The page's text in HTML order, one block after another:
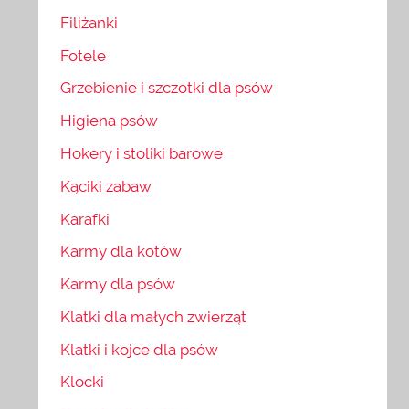
Filiżanki
Fotele
Grzebienie i szczotki dla psów
Higiena psów
Hokery i stoliki barowe
Kąciki zabaw
Karafki
Karmy dla kotów
Karmy dla psów
Klatki dla małych zwierząt
Klatki i kojce dla psów
Klocki